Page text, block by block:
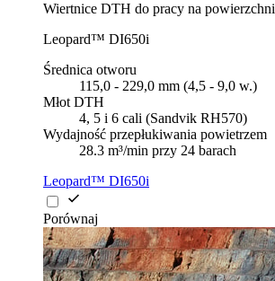
Wiertnice DTH do pracy na powierzchni
Leopard™ DI650i
Średnica otworu
115,0 - 229,0 mm (4,5 - 9,0 w.)
Młot DTH
4, 5 i 6 cali (Sandvik RH570)
Wydajność przepłukiwania powietrzem
28.3 m³/min przy 24 barach
Leopard™ DI650i
Porównaj